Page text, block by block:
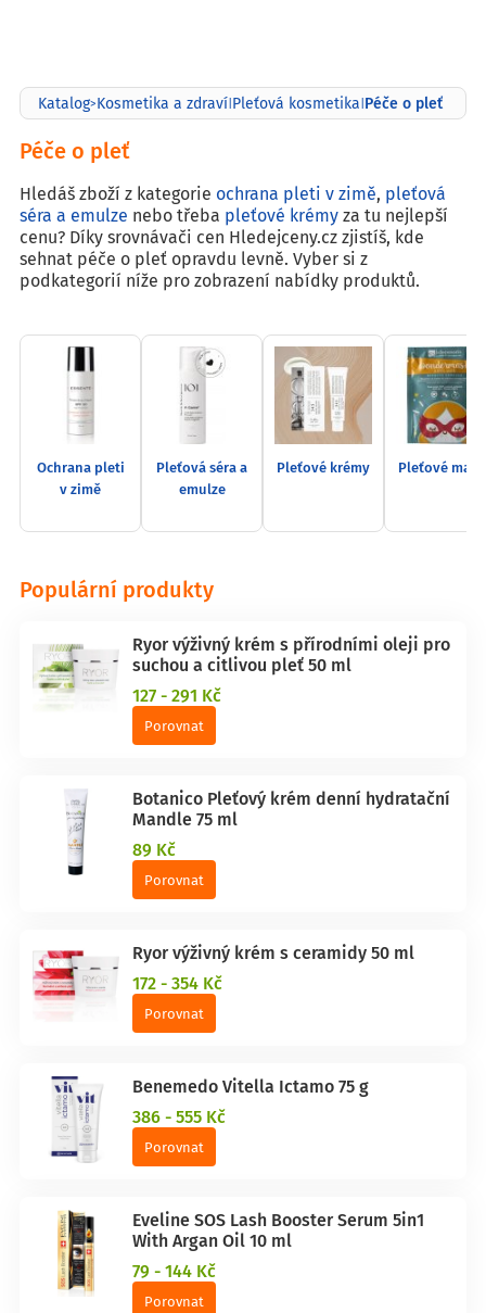
Katalog>Kosmetika a zdraví|Pleťová kosmetika|Péče o pleť
Péče o pleť
Hledáš zboží z kategorie ochrana pleti v zimě, pleťová
séra a emulze nebo třeba pleťové krémyza tu nejlepší
cenu? Díky srovnávači cen Hledejceny.cz zjistíš, kde
sehnat péče o pleť opravdu levně. Vyber si z
podkategorií níže pro zobrazení nabídky produktů.
Ochrana pleti
v zimě
Pleťová séra a
emulze
Pleťové krémy Pleťové
Populární produkty
Ryor výživný krém s přírodními oleji pro
suchou a citlivou pleť 50 ml
127 - 291 Kč
Porovnat
Botanico Pleťový krém denní hydratační
Mandle 75 ml
89 Kč
Porovnat
Ryor výživný krém s ceramidy 50 ml
172 - 354 Kč
Porovnat
Benemedo Vitella Ictamo 75 g
386 - 555 Kč
Porovnat
Eveline SOS Lash Booster Serum 5in1
With Argan Oil 10 ml
79 - 144 Kč
Porovnat